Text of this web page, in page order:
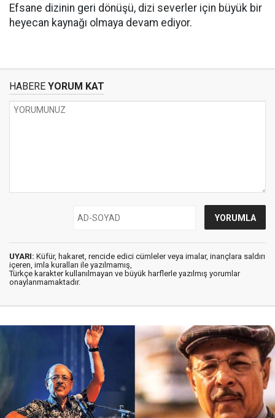
Efsane dizinin geri dönüşü, dizi severler için büyük bir
heyecan kaynağı olmaya devam ediyor.
HABERE YORUM KAT
UYARI: Küfür, hakaret, rencide edici cümleler veya imalar, inançlara saldırı
içeren, imla kuralları ile yazılmamış,
Türkçe karakter kullanılmayan ve büyük harflerle yazılmış yorumlar
onaylanmamaktadır.